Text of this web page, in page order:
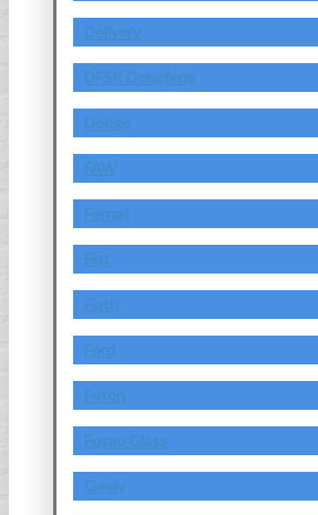
Delivery
DFSK Dongfeng
Dodge
FAW
Ferrari
Fiat
Fiath
Ford
Foton
Fuyao Glass
Geely